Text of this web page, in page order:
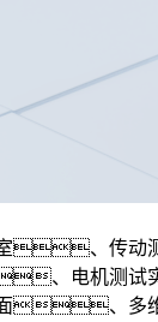
室、传
、电机测试
、多维